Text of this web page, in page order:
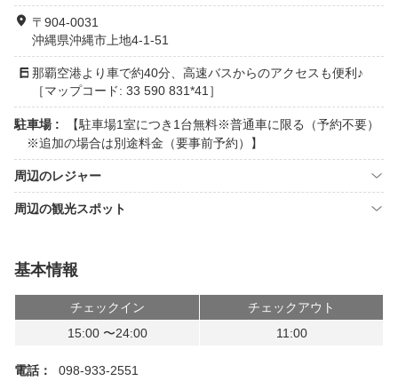
〒904-0031
沖縄県沖縄市上地4-1-51
那覇空港より車で約40分、高速バスからのアクセスも便利♪
［マップコード: 33 590 831*41］
駐車場 :
【駐車場1室につき1台無料※普通車に限る（予約不要）
※追加の場合は別途料金（要事前予約）】
周辺のレジャー
周辺の観光スポット
基本情報
チェックイン
チェックアウト
15:00 〜24:00
11:00
電話：
098-933-2551